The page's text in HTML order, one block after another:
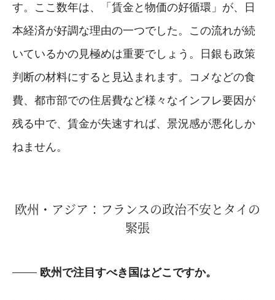
す。ここ数年は、「賃金と物価の好循環」が、日
本経済が好調な理由の一つでした。この流れが続
いているかの見極めは重要でしょう。日銀も政策
判断の材料にすると見込まれます。コメなどの食
費、都市部での住居費など様々なインフレ要因が
残る中で、賃金が失速すれば、景況感が悪化しか
ねません。
欧州・アジア：フランスの政治不安とタイの
緊張
欧州で注目すべき国はどこですか。